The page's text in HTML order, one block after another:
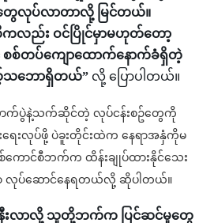
ေလုပ်လာတာလို့ မြင်တယ်။
ကလည်း ဝင်ပြိုင်မှာမဟုတ်တော့
စစ်တပ်ကျောထောက်နောက်ခံရှိတဲ့
ဘောရှိတယ်” လို့ ပြောပါတယ်။
ောက်ပွဲနဲ့သက်ဆိုင်တဲ့ လုပ်ငန်းစဥ်တွေကို
းရေးလုပ်ဖို့ ပဲခူးတိုင်းထဲက နေရာအနှံကိုမ
စ်ကောင်စီဘက်က ထိန်းချုပ်ထားနိုင်သေး
လုပ်ဆောင်နေရတယ်လို့ ဆိုပါတယ်။
နီးလာလို့ သူတို့ဘက်က ပြင်ဆင်မှုတွေ